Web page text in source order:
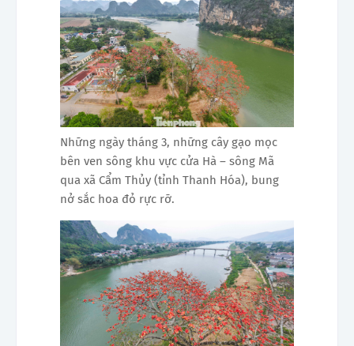
Những ngày tháng 3, những cây gạo mọc
bên ven sông khu vực cửa Hà – sông Mã
qua xã Cẩm Thủy (tỉnh Thanh Hóa ), bung
nở sắc hoa đỏ rực rỡ.